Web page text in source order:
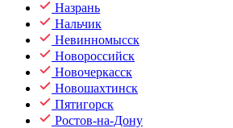
Назрань
Нальчик
Невинномысск
Новороссийск
Новочеркасск
Новошахтинск
Пятигорск
Ростов-на-Дону